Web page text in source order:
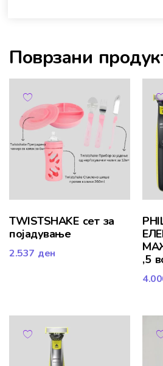
Поврзани
TWISTSHAKE сет за
појадување
2.537 ден
,5